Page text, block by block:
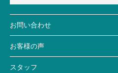
お問い合わせ
お客様の声
スタッフ